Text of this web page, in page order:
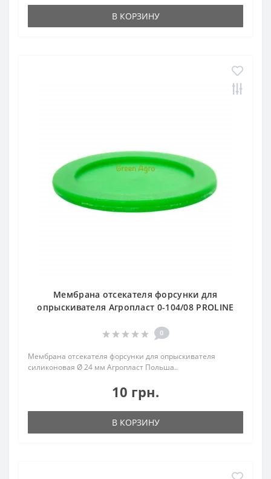
В КОРЗИНУ
Мембрана отсекателя форсунки для
опрыскивателя Агропласт 0-104/08 PROLINE
0
Мембрана отсекателя форсунки для опрыскивателя
силиконовая Ø 24 мм Агропласт Польша..
10 грн.
В КОРЗИНУ